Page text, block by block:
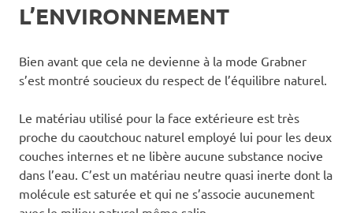
L’ENVIRONNEMENT
Bien avant que cela ne devienne à la mode Grabner
s’est montré soucieux du respect de l’équilibre naturel.
Le matériau utilisé pour la face extérieure est très
proche du caoutchouc naturel employé lui pour les deux
couches internes et ne libère aucune substance nocive
dans l’eau. C’est un matériau neutre quasi inerte dont la
molécule est saturée et qui ne s’associe aucunement